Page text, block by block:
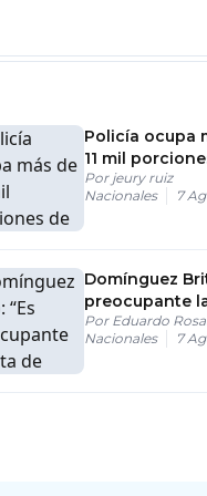
Policía ocupa
11 mil
presunta
SDN
Por jeury ruiz
Nacionales
7
Domínguez
preocupante
de confianza
jueces en el
Por Eduardo
Nacionales
7